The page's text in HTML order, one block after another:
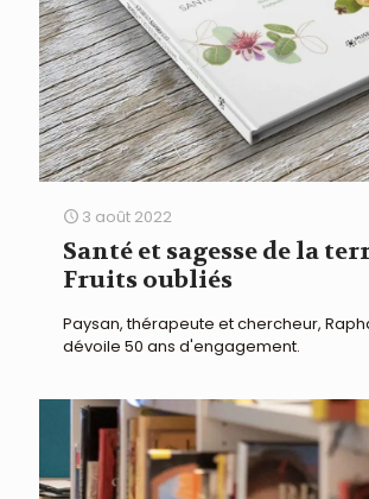
3 août 2022
Santé et sagesse de la
Fruits oubliés
Paysan, thérapeute et chercheur,
dévoile 50 ans d'engagement.